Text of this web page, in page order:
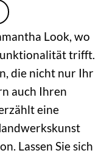
Look, wo
trifft.
die nicht nur Ihr
auch Ihren
eine
Lassen Sie sich